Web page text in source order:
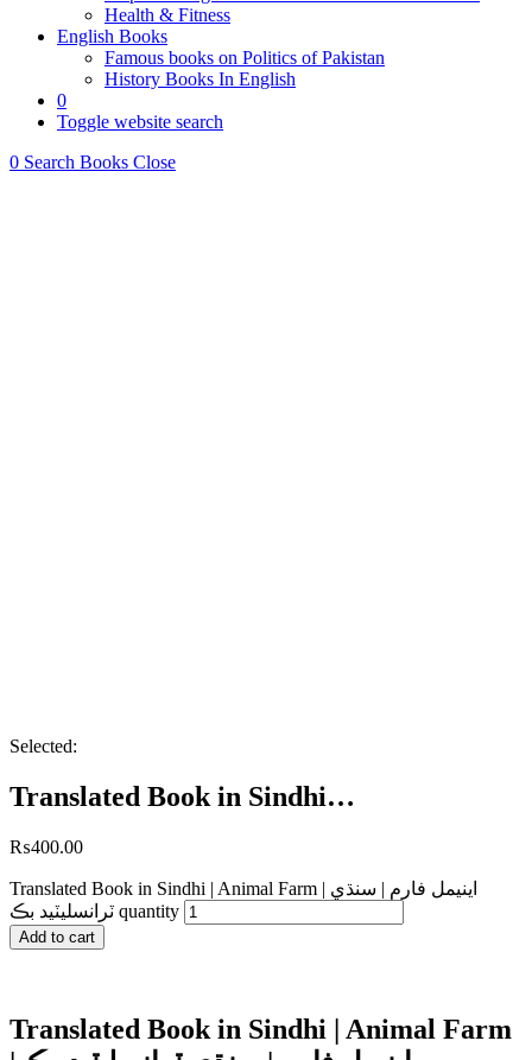
Health & Fitness
English Books
Famous books on Politics of Pakistan
History Books In English
0
Toggle website search
0 Search Books Close
Selected:
Translated Book in Sindhi…
₨400.00
Translated Book in Sindhi | Animal Farm | اينيمل فارم | سنڌي
ٽرانسليٽيد بڪ quantity
Add to cart
Translated Book in Sindhi | Animal Farm